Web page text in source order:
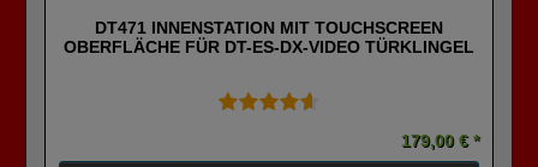
DT471 INNENSTATION MIT TOUCHSCREEN
OBERFLÄCHE FÜR DT-ES-DX-VIDEO TÜRKLINGEL
179,00 € *